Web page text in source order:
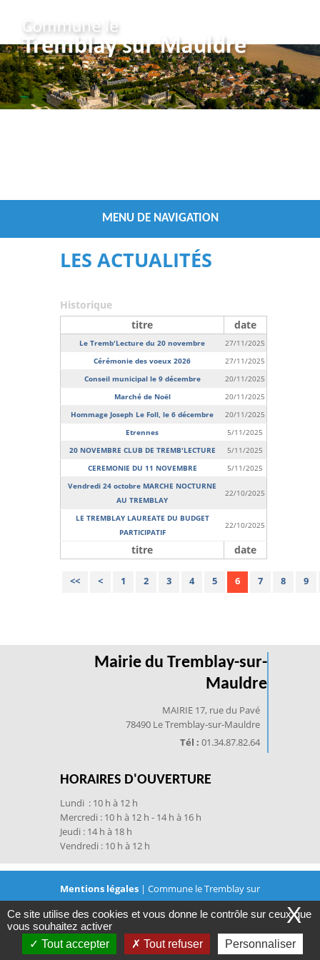
MENU DE NAVIGATION
Vous êtes ici : Accueil /Les Actualités
LES ACTUALITÉS
Historique
titre
date
titre date
Le Tremb'Lecture du 20 novembre
27/11/2025
Cérémonie des voeux 2026
27/11/2025
Conseil municipal le 9 décembre
20/11/2025
Marché de Noël
20/11/2025
Hommage Joseph Le Foll, le 6 décembre
20/11/2025
Etrennes
5/11/2025
20 NOVEMBRE CLUB DE TREMB'LECTURE
5/11/2025
CEREMONIE DU 11 NOVEMBRE
5/11/2025
Vendredi 24 octobre MARCHE NOCTURNE
AU TREMBLAY
22/10/2025
LE TREMBLAY LAUREATE DU BUDGET
PARTICIPATIF
22/10/2025
<< < 1 2 3 4 5 6 7 8 9
Mairie du Tremblay-sur-
Mauldre
MAIRIE 17, rue du Pavé
78490 Le Tremblay-sur-Mauldre
Tél : 01.34.87.82.64
HORAIRES D'OUVERTURE
Lundi : 10 h à 12 h
Mercredi : 10 h à 12 h - 14 h à 16 h
Jeudi : 14 h à 18 h
Vendredi : 10 h à 12 h
Mentions légales | Commune le Tremblay sur
Mauldre © 2021 | ConceptionJVS-Mairistem avec
WeeCity
X
Ce site utilise des cookies et vous donne le contrôle sur ceux que
vous souhaitez activer
Tout accepter
Tout refuser Personnaliser